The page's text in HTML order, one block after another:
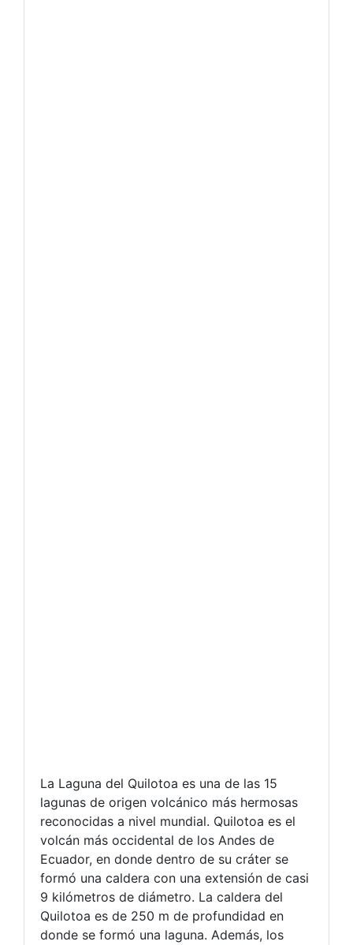
La Laguna del Quilotoa es una de las 15
lagunas de origen volcánico más hermosas
reconocidas a nivel mundial. Quilotoa es el
volcán más occidental de los Andes de
Ecuador, en donde dentro de su cráter se
formó una caldera con una extensión de casi
9 kilómetros de diámetro. La caldera del
Quilotoa es de 250 m de profundidad en
donde se formó una laguna. Además, los